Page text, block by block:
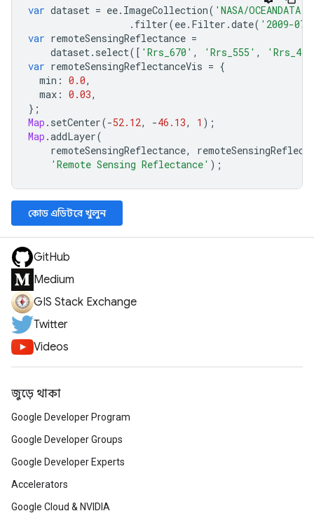
var dataset = ee. ImageCollection( 'NASA/
. filter(ee. Filter .date( '2009-
var remoteSensingReflectance =
dataset. select([ 'Rrs_670' , 'Rrs_555' ,
var remoteSensingReflectanceVis = {
min : 0.0,
max : 0.03,
};
Map . setCenter(-52.12, -46.13, 1 );
Map .addLayer(
remoteSensingReflectance,
'Remote Sensing Reflectance' );
কোড এডিটরে খুলুন
GitHub
Medium
GIS Stack Exchange
Twitter
Videos
জুড়ে থাকা
Google Developer Program
Google Developer Groups
Google Developer Experts
Accelerators
Google Cloud & NVIDIA